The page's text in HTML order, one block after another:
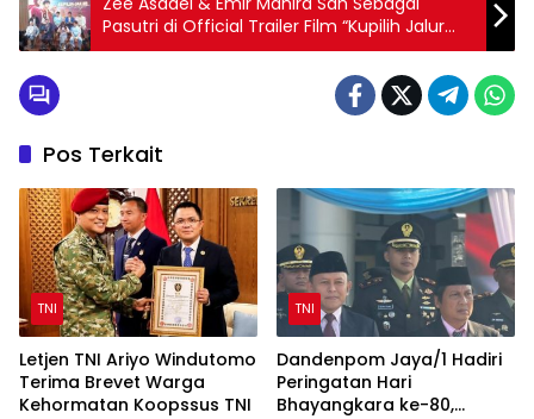
Pasutri di Official Trailer Film “Kupilih Jalur
Langit”: Saat Akad Sudah Diucap, Namun
Hati Suami Masih Milik Wanita Lain
Pos Terkait
TNI
Letjen TNI Ariyo Windutomo
Terima Brevet Warga
Kehormatan Koopssus TNI
TNI
Dandenpom Jaya/1 Hadiri
Peringatan Hari
Bhayangkara ke-80,